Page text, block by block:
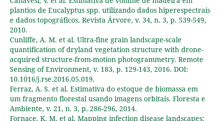
plantios de Eucalyptus spp. utilizando dados hiperespectrais
e dados topográficos. Revista Árvore, v. 34, n. 3, p. 539-549,
2010.
Cunliffe, A. M. et al. Ultra-fine grain landscape-scale
quantification of dryland vegetation structure with drone-
acquired structure-from-motion photogrammetry. Remote
Sensing of Environment, v. 183, p. 129-143, 2016. DOI:
10.1016/j.rse.2016.05.019.
Ferraz, A. S. et al. Estimativa do estoque de biomassa em
um fragmento florestal usando imagens orbitais. Floresta e
Ambiente, v. 21, n. 3, p. 286-296, 2014.
Fornace, K. M. et al. Mapping infection disease landscapes: